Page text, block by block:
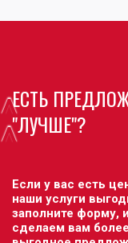
ЕСТЬ
"ЛУЧШЕ"?
Если у вас есть
наши услуги
заполните форму,
сделаем вам более
^
^